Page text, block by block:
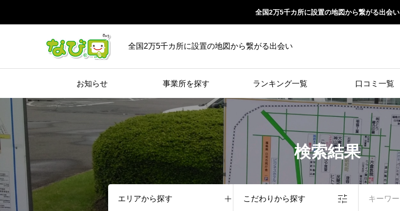
全国2万5千カ所に設置の地図から繋がる出会い
全国2万5千カ所に設置の地図から繋がる出会い
お知らせ 事業所を探す ランキング一覧 口コミ一覧
検索結果
こだわりから探す